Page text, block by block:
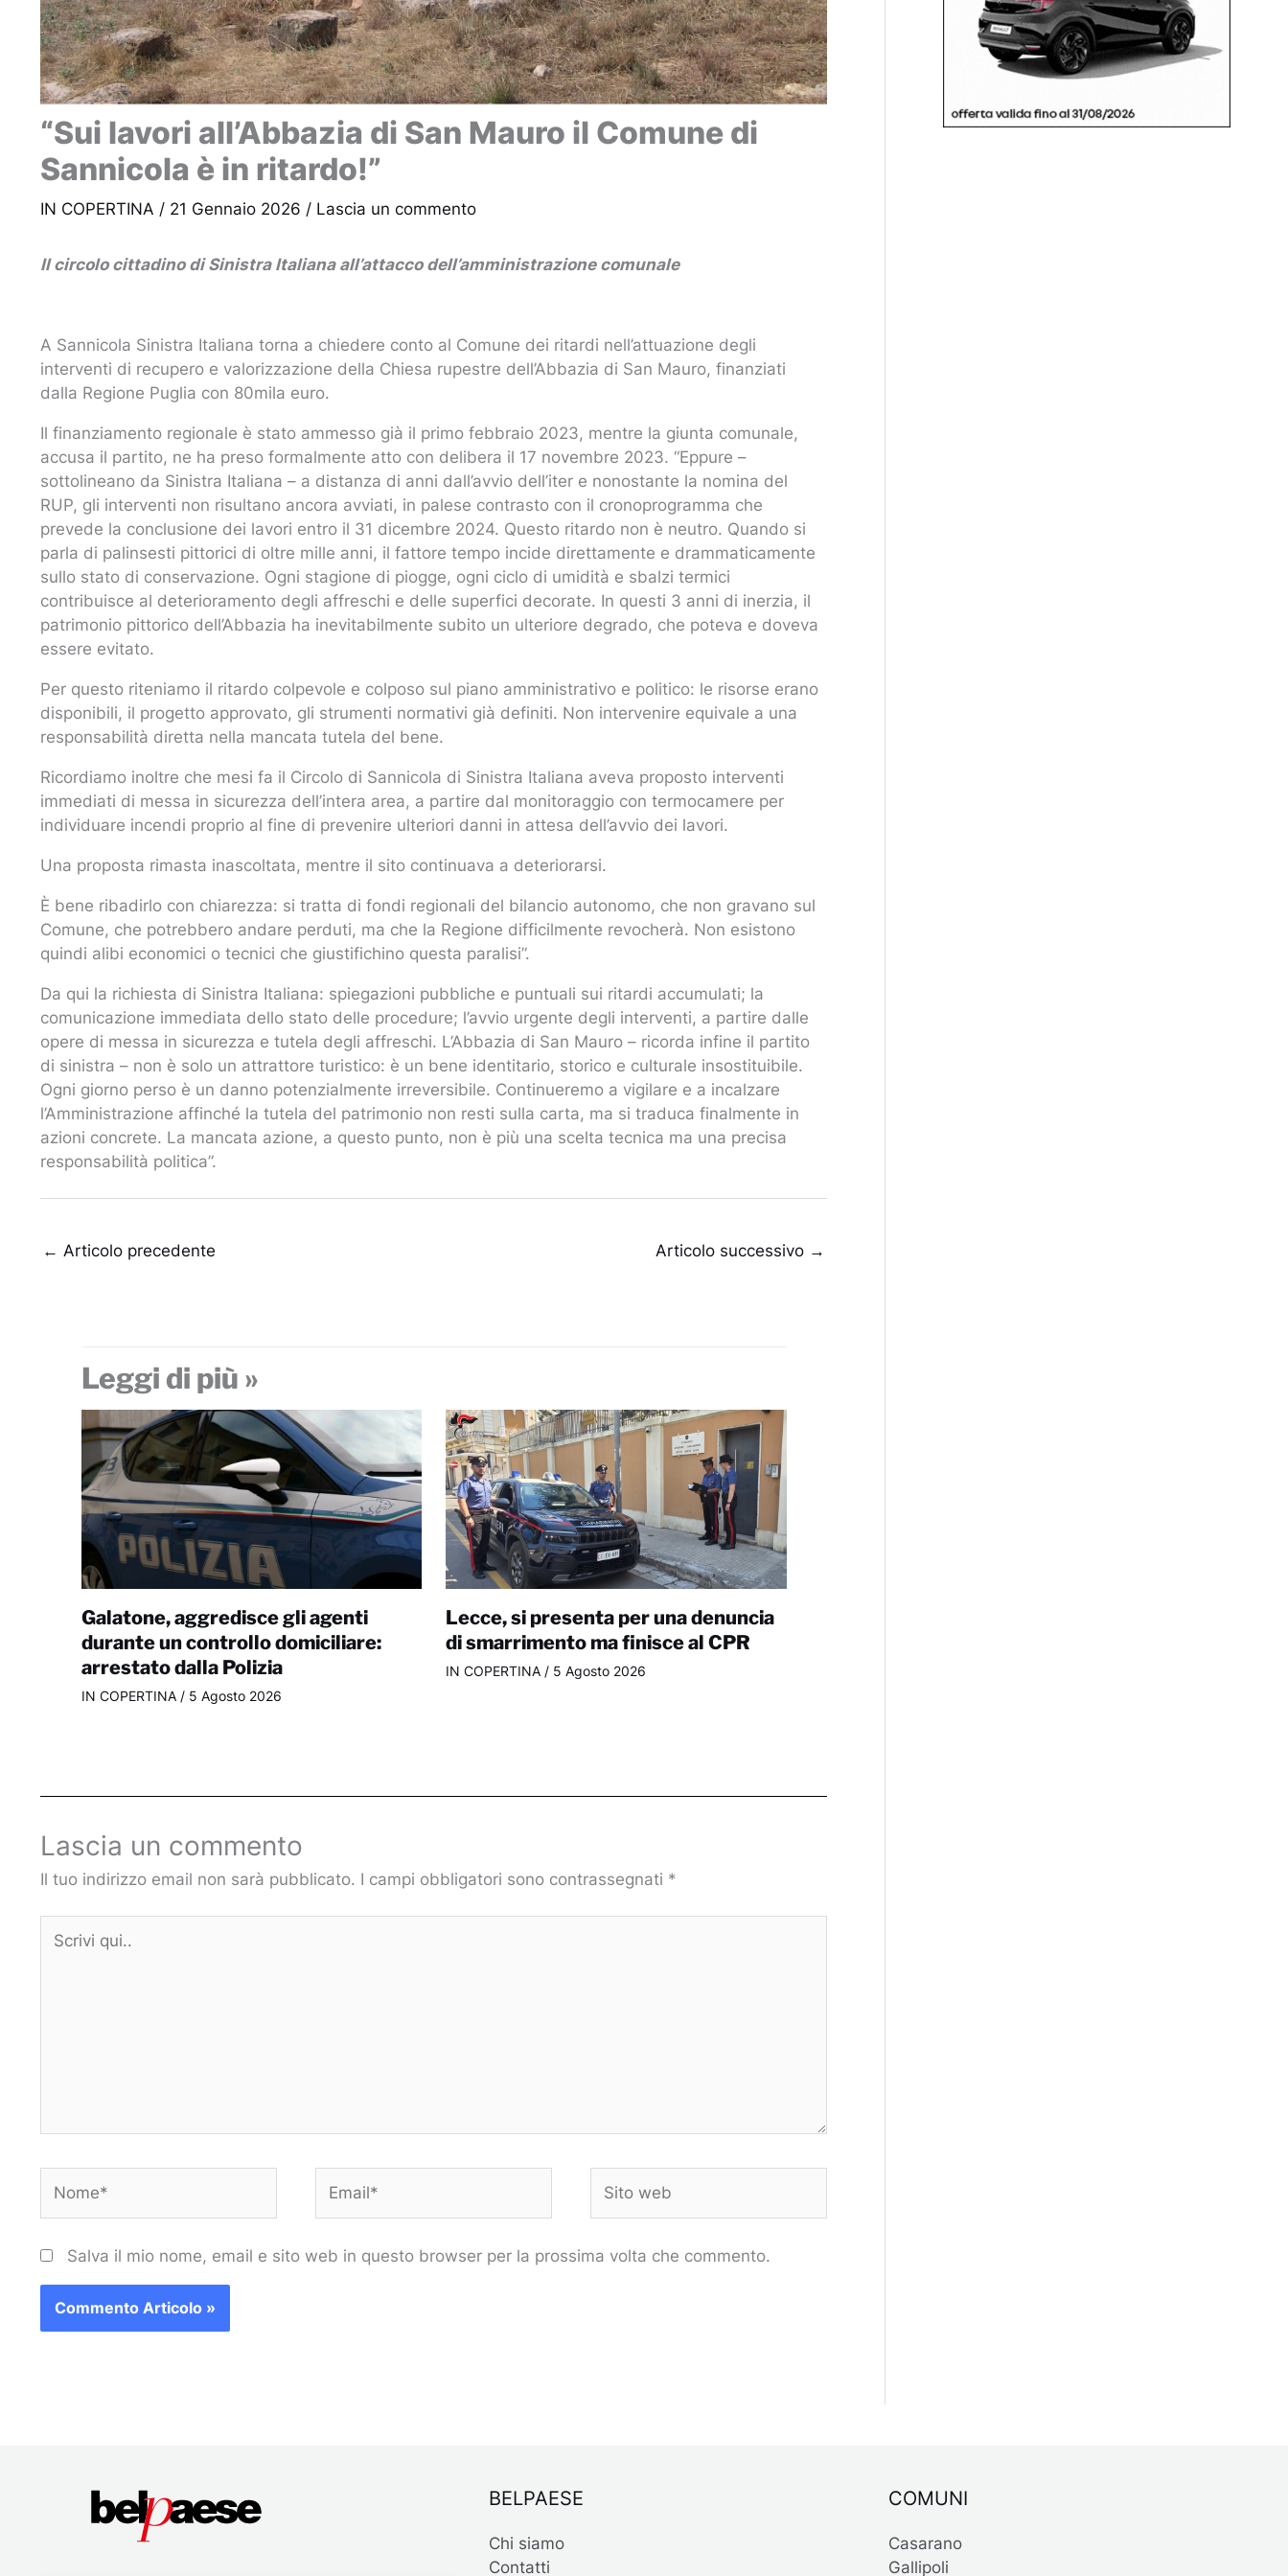
“Sui lavori all’Abbazia di San Mauro il Comune di
Sannicola è in ritardo!”
IN COPERTINA / 21 Gennaio 2026 / Lascia un commento
Il circolo cittadino di Sinistra Italiana all’attacco dell’amministrazione comunale
A Sannicola Sinistra Italiana torna a chiedere conto al Comune dei ritardi nell’attuazione degli
interventi di recupero e valorizzazione della Chiesa rupestre dell’Abbazia di San Mauro, finanziati
dalla Regione Puglia con 80mila euro.
Il finanziamento regionale è stato ammesso già il primo febbraio 2023, mentre la giunta comunale,
accusa il partito, ne ha preso formalmente atto con delibera il 17 novembre 2023. “Eppure –
sottolineano da Sinistra Italiana – a distanza di anni dall’avvio dell’iter e nonostante la nomina del
RUP, gli interventi non risultano ancora avviati, in palese contrasto con il cronoprogramma che
prevede la conclusione dei lavori entro il 31 dicembre 2024. Questo ritardo non è neutro. Quando si
parla di palinsesti pittorici di oltre mille anni, il fattore tempo incide direttamente e drammaticamente
sullo stato di conservazione. Ogni stagione di piogge, ogni ciclo di umidità e sbalzi termici
contribuisce al deterioramento degli affreschi e delle superfici decorate. In questi 3 anni di inerzia, il
patrimonio pittorico dell’Abbazia ha inevitabilmente subito un ulteriore degrado, che poteva e doveva
essere evitato.
Per questo riteniamo il ritardo colpevole e colposo sul piano amministrativo e politico: le risorse erano
disponibili, il progetto approvato, gli strumenti normativi già definiti. Non intervenire equivale a una
responsabilità diretta nella mancata tutela del bene.
Ricordiamo inoltre che mesi fa il Circolo di Sannicola di Sinistra Italiana aveva proposto interventi
immediati di messa in sicurezza dell’intera area, a partire dal monitoraggio con termocamere per
individuare incendi proprio al fine di prevenire ulteriori danni in attesa dell’avvio dei lavori.
Una proposta rimasta inascoltata, mentre il sito continuava a deteriorarsi.
È bene ribadirlo con chiarezza: si tratta di fondi regionali del bilancio autonomo, che non gravano sul
Comune, che potrebbero andare perduti, ma che la Regione difficilmente revocherà. Non esistono
quindi alibi economici o tecnici che giustifichino questa paralisi”.
Da qui la richiesta di Sinistra Italiana: spiegazioni pubbliche e puntuali sui ritardi accumulati; la
comunicazione immediata dello stato delle procedure; l’avvio urgente degli interventi, a partire dalle
opere di messa in sicurezza e tutela degli affreschi. L’Abbazia di San Mauro – ricorda infine il partito
di sinistra – non è solo un attrattore turistico: è un bene identitario, storico e culturale insostituibile.
Ogni giorno perso è un danno potenzialmente irreversibile. Continueremo a vigilare e a incalzare
l’Amministrazione affinché la tutela del patrimonio non resti sulla carta, ma si traduca finalmente in
azioni concrete. La mancata azione, a questo punto, non è più una scelta tecnica ma una precisa
responsabilità politica”.
← Articolo precedente Articolo successivo →
Leggi di più »
Galatone, aggredisce gli agenti
durante un controllo domiciliare:
arrestato dalla Polizia
IN COPERTINA/ 5 Agosto 2026
Lecce, si presenta per una denuncia
di smarrimento ma finisce al CPR
IN COPERTINA / 5 Agosto 2026
Lascia un commento
Il tuo indirizzo email non sarà pubblicato. I campi obbligatori sono contrassegnati *
qui..
web
Salva il mio nome, email e sito web in questo browser per la prossima volta che commento.
BELPAESE
Chi siamo
Contatti
COMUNI
Casarano
Gallipoli